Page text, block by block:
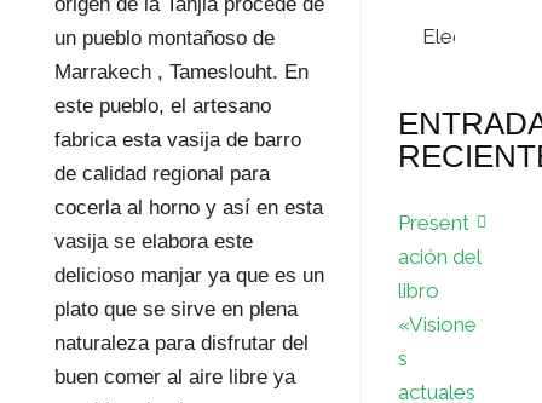
un pueblo montañoso de
Marrakech , Tameslouht. En
este pueblo, el artesano
fabrica esta vasija de barro
de calidad regional para
cocerla al horno y así en esta
vasija se elabora este
delicioso manjar ya que es un
plato que se sirve en plena
naturaleza para disfrutar del
buen comer al aire libre ya
Present
ación del
libro
«Visione
s
actuales